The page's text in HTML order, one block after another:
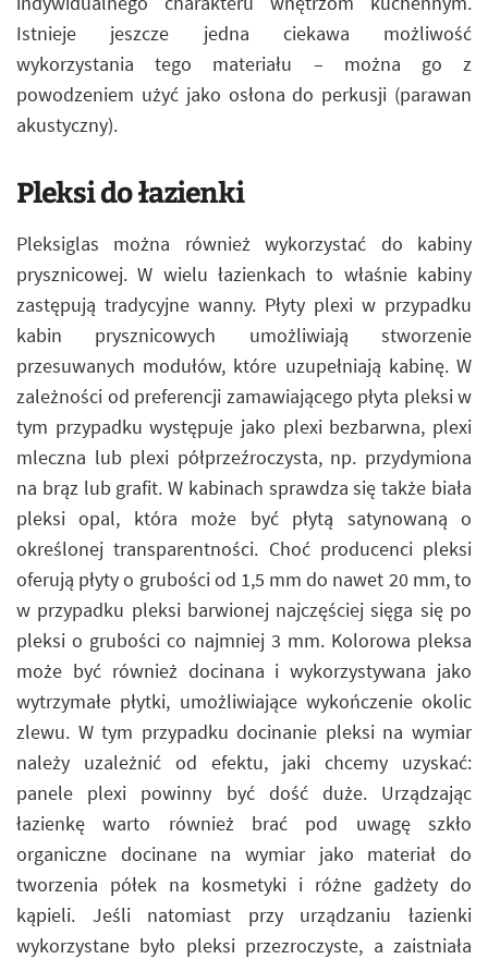
Istnieje jeszcze jedna ciekawa możliwość
wykorzystania tego materiału – można go z
powodzeniem użyć jako osłona do perkusji (parawan
akustyczny).
Pleksi do łazienki
Pleksiglas można również wykorzystać do kabiny
prysznicowej. W wielu łazienkach to właśnie kabiny
zastępują tradycyjne wanny. Płyty plexi w przypadku
kabin prysznicowych umożliwiają stworzenie
przesuwanych modułów, które uzupełniają kabinę. W
zależności od preferencji zamawiającego płyta pleksi w
tym przypadku występuje jako plexi bezbarwna, plexi
mleczna lub plexi półprzeźroczysta, np. przydymiona
na brąz lub grafit. W kabinach sprawdza się także biała
pleksi opal, która może być płytą satynowaną o
określonej transparentności. Choć producenci pleksi
oferują płyty o grubości od 1,5 mm do nawet 20 mm, to
w przypadku pleksi barwionej najczęściej sięga się po
pleksi o grubości co najmniej 3 mm. Kolorowa pleksa
może być również docinana i wykorzystywana jako
wytrzymałe płytki, umożliwiające wykończenie okolic
zlewu. W tym przypadku docinanie pleksi na wymiar
należy uzależnić od efektu, jaki chcemy uzyskać:
panele plexi powinny być dość duże. Urządzając
łazienkę warto również brać pod uwagę szkło
organiczne docinane na wymiar jako materiał do
tworzenia półek na kosmetyki i różne gadżety do
kąpieli. Jeśli natomiast przy urządzaniu łazienki
wykorzystane było pleksi przezroczyste, a zaistniała